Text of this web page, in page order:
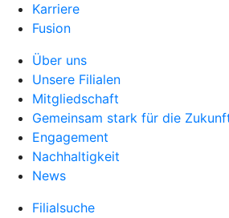
Karriere
Fusion
Über uns
Unsere Filialen
Mitgliedschaft
Gemeinsam stark für die
Engagement
Nachhaltigkeit
News
Filialsuche